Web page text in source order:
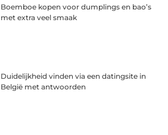
Boemboe kopen voor dumplings en bao’s
met extra veel smaak
Duidelijkheid vinden via een datingsite in
België met antwoorden